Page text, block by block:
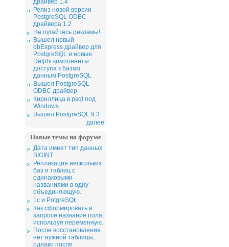
драйвер 1.4
Релиз новой версии
PostgreSQL ODBC
драйвера 1.2
Не пугайтесь рекламы!
Вышел новый
dbExpress драйвер для
PostgreSQL и новые
Delphi компоненты
доступа к базам
данным PostgreSQL
Вышел PostgreSQL
ODBC драйвер
Кириллица в psql под
Windows
Вышел PostgreSQL 9.3
далее
Новые темы на форуме
Дата имеет тип данных
BIGINT
Репликация нескольких
баз и таблиц с
одинаковыми
названиями в одну
объединяющую.
1c и PotgreSQL
Как сформировать в
запросе название поля,
используя переменную.
После восстановления
нет нужной таблицы,
однако после